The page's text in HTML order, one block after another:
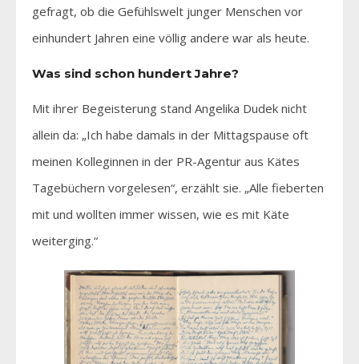
gefragt, ob die Gefühlswelt junger Menschen vor
einhundert Jahren eine völlig andere war als heute.
Was sind schon hundert Jahre?
Mit ihrer Begeisterung stand Angelika Dudek nicht
allein da: „Ich habe damals in der Mittagspause oft
meinen Kolleginnen in der PR-Agentur aus Kätes
Tagebüchern vorgelesen“, erzählt sie. „Alle fieberten
mit und wollten immer wissen, wie es mit Käte
weiterging.“